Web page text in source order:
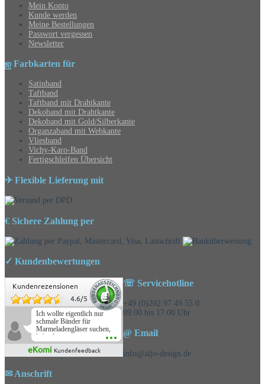
Mein Konto
Kunde werden
Meine Bestellungen
Passwort vergessen
Newsletter
ஐ Farbkarten für
Satinband
Taftband
Taftband mit Drahtkante
Dekoband mit Drahtkante
Dekoband mit Gold/Silberkante
Organzaband mit Webkante
Vliesband
Vichy-Karo-Band
Fertigschleifen Übersicht
✈ Flexible Lieferung mit
€ Sichere Zahlung per
✓ Kundenbewertungen
Kundenrezensionen
4.6/5
Ich wollte eigentlich nur
schmale Bänder für
Marmeladengläser suchen,
habe die
Überraschungsbänder
mitbestellt und war positiv
überrascht, schöne
eKomi Kundenfeedback
☏ Servicehotline
+49 (0)202 97 49 55 0
09.00 bis 17.00 Uhr
@ Email
info@aljo-design.de
✉ Anschrift